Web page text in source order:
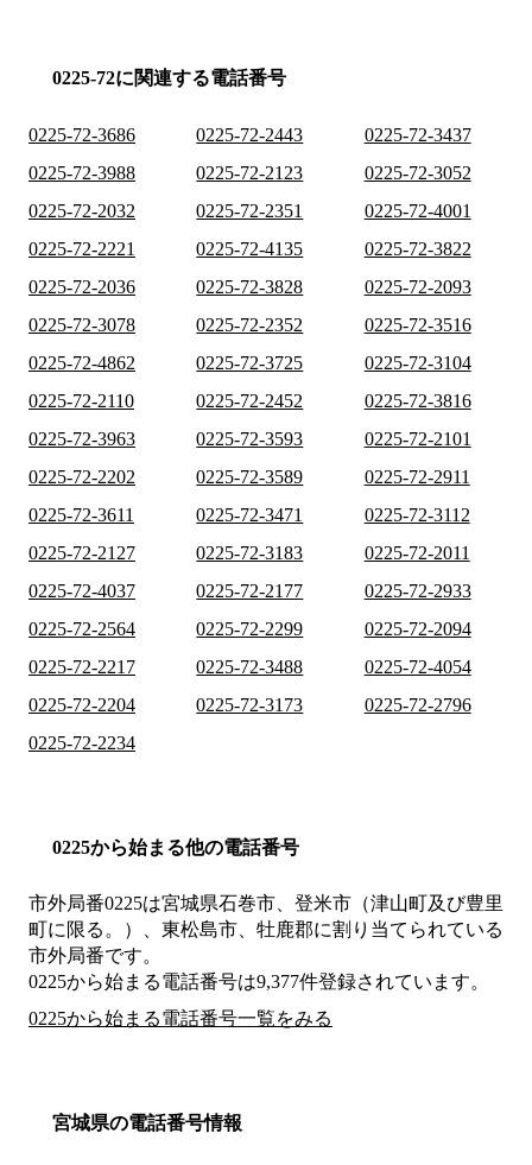
0225-72に関連する電話番号
0225-72-3686 0225-72-2443
0225-72-3437
0225-72-3988
0225-72-2123
0225-72-3052
0225-72-2032
0225-72-2351
0225-72-4001
0225-72-2221
0225-72-4135
0225-72-3822
0225-72-2036
0225-72-3828
0225-72-2093
0225-72-3078
0225-72-2352
0225-72-3516
0225-72-4862
0225-72-3725
0225-72-3104
0225-72-2110
0225-72-2452
0225-72-3816
0225-72-3963
0225-72-3593
0225-72-2101
0225-72-2202
0225-72-3589
0225-72-2911
0225-72-3611
0225-72-3471
0225-72-3112
0225-72-2127
0225-72-3183
0225-72-2011
0225-72-4037
0225-72-2177
0225-72-2933
0225-72-2564
0225-72-2299
0225-72-2094
0225-72-2217
0225-72-3488
0225-72-4054
0225-72-2204
0225-72-3173
0225-72-2796
0225-72-2234
0225から始まる他の電話番号
市外局番0225は宮城県石巻市、登米市（津山町及び豊里
町に限る。）、東松島市、牡鹿郡に割り当てられている
市外局番です。
0225から始まる電話番号は9,377件登録されています。
0225から始まる電話番号一覧をみる
宮城県の電話番号情報